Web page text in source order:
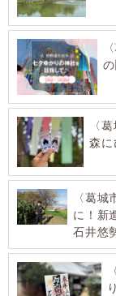
〈
森に
〈葛
に！新
石井悠